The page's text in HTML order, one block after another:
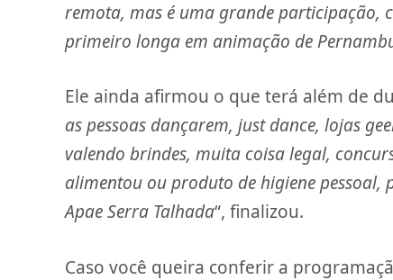
remota, mas é uma grande participação,
primeiro longa em animação de
Ele ainda afirmou o que terá além de
as pessoas dançarem, just dance, lojas
valendo brindes, muita coisa legal,
alimentou ou produto de higiene
Apae Serra Talhada“, finalizou.
Caso você queira conferir a